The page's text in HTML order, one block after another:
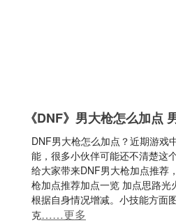
《DNF》男大枪怎么加点
DNF男大枪怎么加点？近期游戏
能，很多小伙伴可能还不清楚这
给大家带来DNF男大枪加点推荐
枪加点推荐加点一览 加点思路光
根据自身情况增减。小技能方面
克……更多